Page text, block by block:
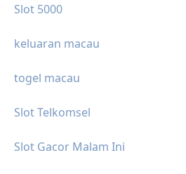
Slot 5000
keluaran macau
togel macau
Slot Telkomsel
Slot Gacor Malam Ini